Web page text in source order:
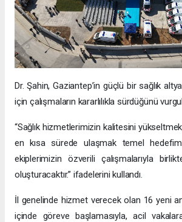
Dr. Şahin, Gaziantep’in güçlü bir sağlık
için çalışmaların kararlılıkla sürdüğünü
“Sağlık hizmetlerimizin kalitesini
en kısa sürede ulaşmak temel
ekiplerimizin özverili çalışmalarıyla
oluşturacaktır.” ifadelerini kullandı.
İl genelinde hizmet verecek olan 16 yeni
içinde göreve başlamasıyla, acil